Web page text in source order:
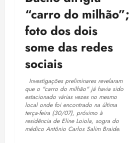
“carro do milhão”;
foto dos dois
some das redes
sociais
Investigações preliminares revelaram
que o "carro do milhão" já havia sido
estacionado várias vezes no mesmo
local onde foi encontrado na última
terça-feira (30/07), próximo à
residência de Eline Loiola, sogra do
médico Antônio Carlos Salim Braide.